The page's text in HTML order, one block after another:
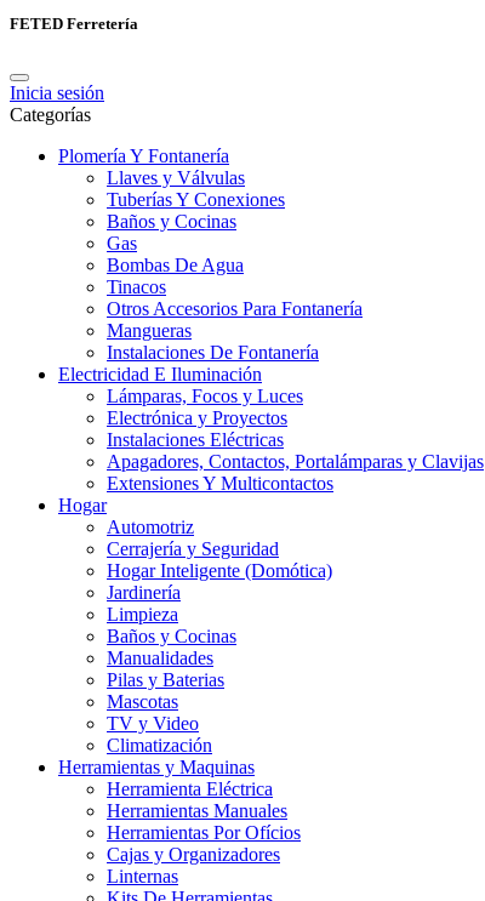
FETED Ferretería
Inicia sesión
Categorías
Plomería Y Fontanería
Llaves y Válvulas
Tuberías Y Conexiones
Baños y Cocinas
Gas
Bombas De Agua
Tinacos
Otros Accesorios Para Fontanería
Mangueras
Instalaciones De Fontanería
Electricidad E Iluminación
Lámparas, Focos y Luces
Electrónica y Proyectos
Instalaciones Eléctricas
Apagadores, Contactos, Portalámparas y Clavijas
Extensiones Y Multicontactos
Hogar
Automotriz
Cerrajería y Seguridad
Hogar Inteligente (Domótica)
Jardinería
Limpieza
Baños y Cocinas
Manualidades
Pilas y Baterias
Mascotas
TV y Video
Climatización
Herramientas y Maquinas
Herramienta Eléctrica
Herramientas Manuales
Herramientas Por Ofícios
Cajas y Organizadores
Linternas